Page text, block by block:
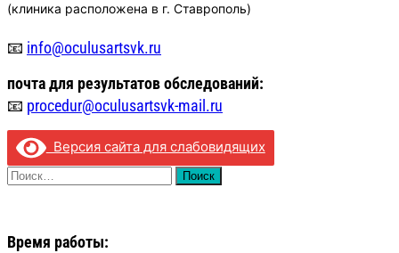
(клиника расположена в г. Ставрополь)
📧 info@oculusartsvk.ru
почта для результатов обследований:
📧 procedur@oculusartsvk-mail.ru
Версия сайта для слабовидящих
Найти:
Время работы: